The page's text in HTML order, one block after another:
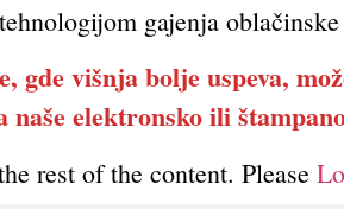
gajenja
višnja bolje uspeva,
naše elektronsko ili
rest of the content. Please